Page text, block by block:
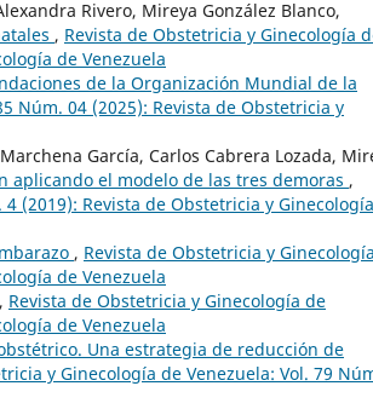
Rivero, Mireya González Blanco,
, Revista de Obstetricia y Ginecología
de Venezuela
de la Organización Mundial de la
Núm. 04 (2025): Revista de Obstetricia y
García, Carlos Cabrera Lozada,
aplicando el modelo de las tres demoras ,
(2019): Revista de Obstetricia y
, Revista de Obstetricia y
de Venezuela
, Revista de Obstetricia y Ginecología de
de Venezuela
Una estrategia de reducción de
y Ginecología de Venezuela: Vol. 79